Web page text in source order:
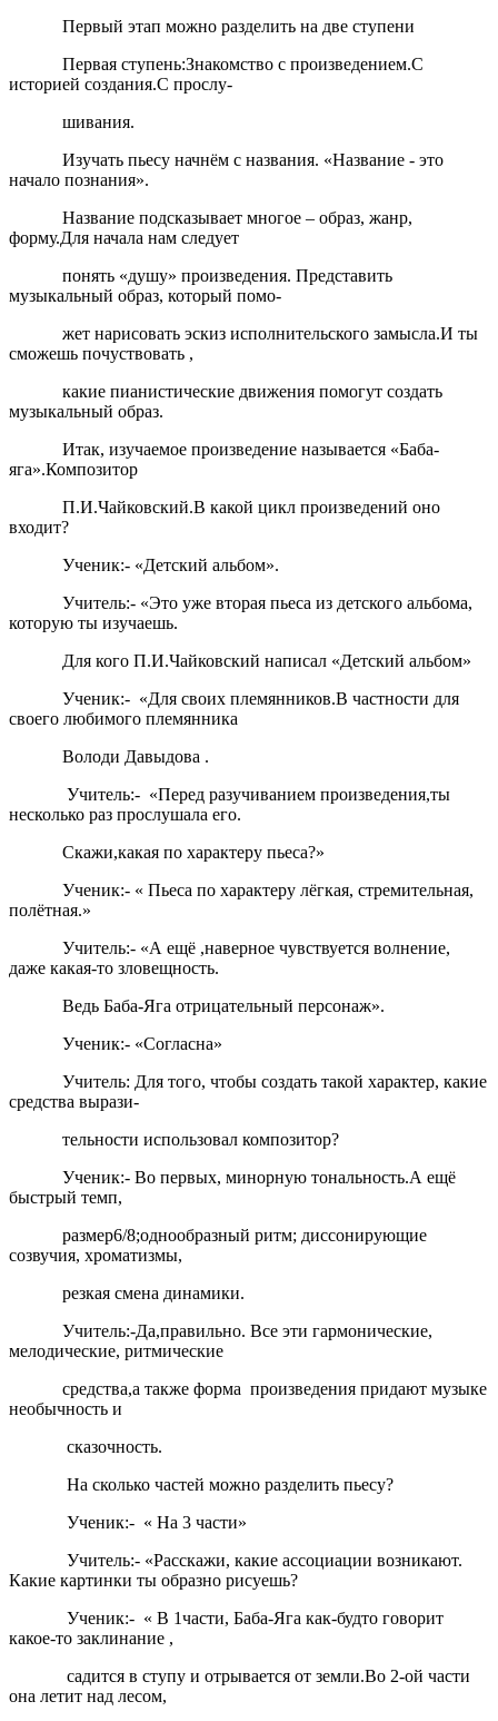
Первый этап можно разделить на две ступени
Первая ступень:Знакомство с произведением.С
историей создания.С прослу-
шивания.
Изучать пьесу начнём с названия. «Название - это
начало познания».
Название подсказывает многое – образ, жанр,
форму.Для начала нам следует
понять «душу» произведения. Представить
музыкальный образ, который помо-
жет нарисовать эскиз исполнительского замысла.И ты
сможешь почуствовать ,
какие пианистические движения помогут создать
музыкальный образ.
Итак, изучаемое произведение называется «Баба-
яга».Композитор
П.И.Чайковский.В какой цикл произведений оно
входит?
Ученик:- «Детский альбом».
Учитель:- «Это уже вторая пьеса из детского альбома,
которую ты изучаешь.
Для кого П.И.Чайковский написал «Детский альбом»
Ученик:- «Для своих племянников.В частности для
своего любимого племянника
Володи Давыдова .
Учитель:- «Перед разучиванием произведения,ты
несколько раз прослушала его.
Скажи,какая по характеру пьеса?»
Ученик:- « Пьеса по характеру лёгкая, стремительная,
полётная.»
Учитель:- «А ещё ,наверное чувствуется волнение,
даже какая-то зловещность.
Ведь Баба-Яга отрицательный персонаж».
Ученик:- «Согласна»
Учитель: Для того, чтобы создать такой характер, какие
средства вырази-
тельности использовал композитор?
Ученик:- Во первых, минорную тональность.А ещё
быстрый темп,
размер6/8;однообразный ритм; диссонирующие
созвучия, хроматизмы,
резкая смена динамики.
Учитель:-Да,правильно. Все эти гармонические,
мелодические, ритмические
средства,а также форма произведения придают музыке
необычность и
сказочность.
На сколько частей можно разделить пьесу?
Ученик:- « На 3 части»
Учитель:- «Расскажи, какие ассоциации возникают.
Какие картинки ты образно рисуешь?
Ученик:- « В 1части, Баба-Яга как-будто говорит
какое-то заклинание ,
садится в ступу и отрывается от земли.Во 2-ой части
она летит над лесом,